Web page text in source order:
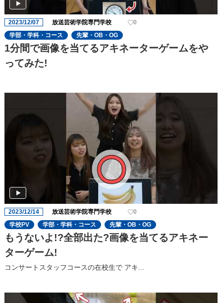
2023/12/07 放送芸術学院専門学校
0
学部・学科・コース
先輩・OB・OG
1分間で画像を当てるアキネーターゲームをや
ってみた!
2023/12/14 放送芸術学院専門学校
0
学校PV
学部・学科・コース 先輩・OB・OG
もうないよ!?全部出た?画像を当てるアキネー
ターゲーム!
コンサートスタッフコースの在校生で アキ...